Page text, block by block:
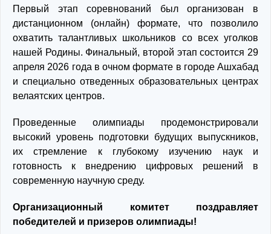
Первый этап соревнований был организован в
дистанционном (онлайн) формате, что позволило
охватить талантливых школьников со всех уголков
нашей Родины. Финальный, второй этап состоится 29
апреля 2026 года в очном формате в городе Ашхабад
и специально отведенных образовательных центрах
велаятских центров.
Проведенные олимпиады продемонстрировали
высокий уровень подготовки будущих выпускников,
их стремление к глубокому изучению наук и
готовность к внедрению цифровых решений в
современную научную среду.
Организационный комитет поздравляет
победителей и призеров олимпиады!